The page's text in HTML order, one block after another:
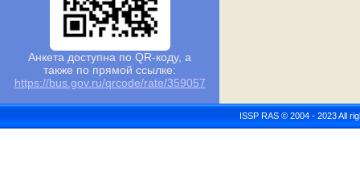
Анкета доступна по QR-коду, а
также по прямой ссылке:
https://bus.gov.ru/qrcode/rate/359057
ISSP RAS © 2004 - 2023 All